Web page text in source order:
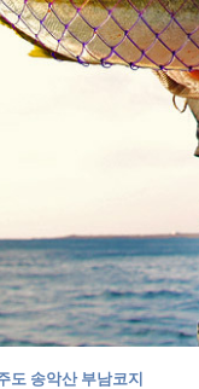
도 송악산 부남코지